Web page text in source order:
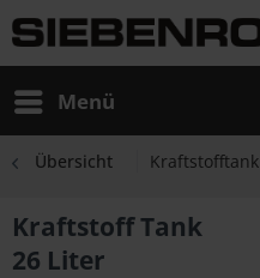
Menü
Übersicht Kraftstofftank
Kraftstoff Tank
26 Liter